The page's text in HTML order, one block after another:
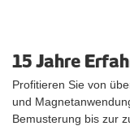
15 Jahre
Profitieren Sie von
und
Bemusterung bis zur